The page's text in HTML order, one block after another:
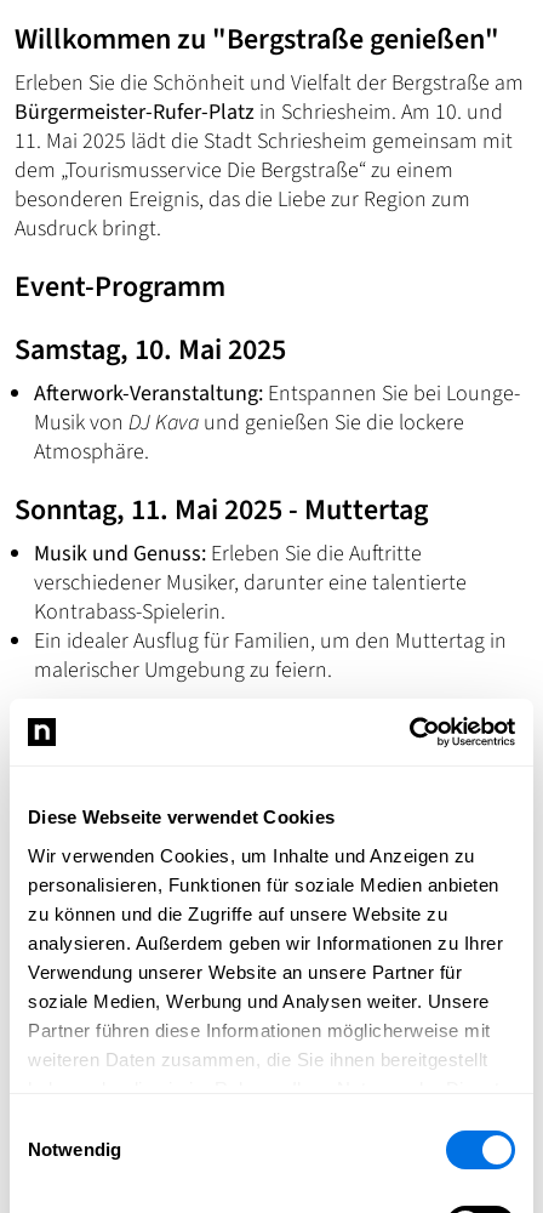
Diese Webseite verwendet Cookies
Wir verwenden Cookies, um Inhalte und Anzeigen zu
personalisieren, Funktionen für soziale Medien anbieten
zu können und die Zugriffe auf unsere Website zu
analysieren. Außerdem geben wir Informationen zu Ihrer
Verwendung unserer Website an unsere Partner für
soziale Medien, Werbung und Analysen weiter. Unsere
Partner führen diese Informationen möglicherweise mit
weiteren Daten zusammen, die Sie ihnen bereitgestellt
Notwendig
Willkommen zu "Bergstraße genießen"
Erleben Sie die Schönheit und Vielfalt der Bergstraße am
Bürgermeister-Rufer-Platz in Schriesheim. Am 10. und
11. Mai 2025 lädt die Stadt Schriesheim gemeinsam mit
dem „Tourismusservice Die Bergstraße“ zu einem
besonderen Ereignis, das die Liebe zur Region zum
Ausdruck bringt.
Event-Programm
Samstag, 10. Mai 2025
Afterwork-Veranstaltung: Entspannen Sie bei Lounge-
Musik von DJ Kava und genießen Sie die lockere
Atmosphäre.
Sonntag, 11. Mai 2025 - Muttertag
Musik und Genuss: Erleben Sie die Auftritte
verschiedener Musiker, darunter eine talentierte
Kontrabass-Spielerin.
Ein idealer Ausflug für Familien, um den Muttertag in
malerischer Umgebung zu feiern.
Eintritt
Veranstalter
Stadt Schriesheim
Tourismusservice Die Bergstraße
Genießen Sie exquisite Weine aus der Region und die
beeindruckende Natur der Bergstraße. Diese
Veranstaltung bietet eine hervorragende Gelegenheit,
die besonderen Qualitäten dieser einzigartigen Region
zu entdecken.
Bergstraße genießen